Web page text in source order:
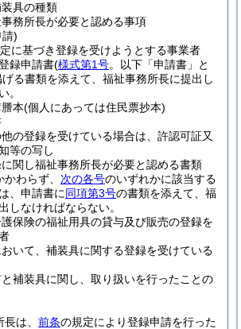
具の種類
務所長が必要と認める事項
)
に基づき登録を受けようとする事業者
録申請書(様式第1号。以下「申請書」と
る書類を添えて、福祉事務所長に提出し
。
本(個人にあっては住民票抄本)
の登録を受けている場合は、許認可証又
等の写し
関し福祉事務所長が必要と認める書類
わらず、 次の各号のいずれかに該当する
、申請書に同項第3号の書類を添えて、福
しなければならない。
保険の福祉用具の貸与及び販売の登録を
いて、補装具に関する登録を受けている
補装具に関し、取り扱いを行ったことの
は、 前条の規定により登録申請を行った